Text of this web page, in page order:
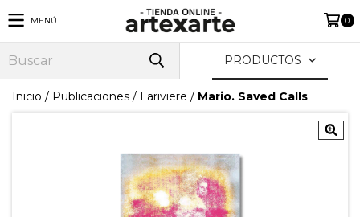
MENÚ 0
PRODUCTOS
Inicio / Publicaciones / Lariviere / Mario. Saved Calls